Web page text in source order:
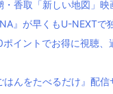
・香取「新しい地図」映
』が早くもU-NEXTで
イントでお得に視聴、
はんをたべるだけ』配